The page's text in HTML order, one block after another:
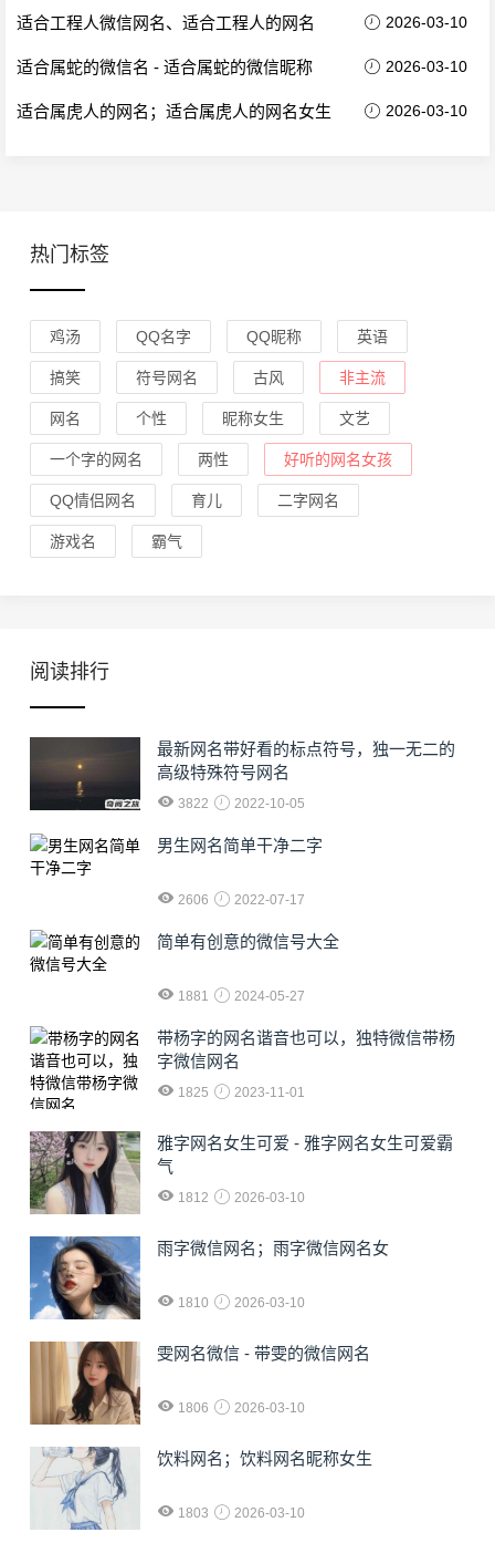
适合工程人微信网名、适合工程人的网名 2026-03-10
适合属蛇的微信名 - 适合属蛇的微信昵称 2026-03-10
适合属虎人的网名；适合属虎人的网名女生 2026-03-10
热门标签
鸡汤 QQ名字 QQ昵称 英语
搞笑 符号网名 古风 非主流
网名 个性 昵称女生 文艺
一个字的网名 两性 好听的网名女孩
QQ情侣网名 育儿 二字网名
游戏名 霸气
阅读排行
最新网名带好看的标点符号，独一无二的
高级特殊符号网名
3822 2022-10-05
男生网名简单干净二字
2606 2022-07-17
简单有创意的微信号大全
1881 2024-05-27
​带杨字的网名谐音也可以，独特微信带杨
字微信网名
1825 2023-11-01
雅字网名女生可爱 - 雅字网名女生可爱霸
气
1812 2026-03-10
雨字微信网名；雨字微信网名女
1810 2026-03-10
雯网名微信 - 带雯的微信网名
1806 2026-03-10
饮料网名；饮料网名昵称女生
1803 2026-03-10